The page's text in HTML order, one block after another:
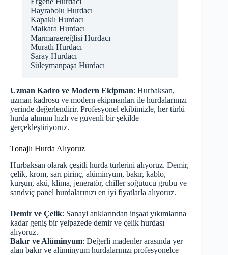
Hayrabolu Hurdacı
Kapaklı Hurdacı
Malkara Hurdacı
Marmaraereğlisi Hurdacı
Muratlı Hurdacı
Saray Hurdacı
Süleymanpaşa Hurdacı
Uzman Kadro ve Modern Ekipman: Hurbaksan,
uzman kadrosu ve modern ekipmanları ile hurdalarınızı
yerinde değerlendirir. Profesyonel ekibimizle, her türlü
hurda alımını hızlı ve güvenli bir şekilde
gerçekleştiriyoruz.
Tonajlı Hurda Alıyoruz
Hurbaksan olarak çeşitli hurda türlerini alıyoruz. Demir,
çelik, krom, sarı pirinç, alüminyum, bakır, kablo,
kurşun, akü, klima, jeneratör, chiller soğutucu grubu ve
sandviç panel hurdalarınızı en iyi fiyatlarla alıyoruz.
Demir ve Çelik: Sanayi atıklarından inşaat yıkımlarına
kadar geniş bir yelpazede demir ve çelik hurdası
alıyoruz.
Bakır ve Alüminyum: Değerli madenler arasında yer
alan bakır ve alüminyum hurdalarınızı profesyonelce